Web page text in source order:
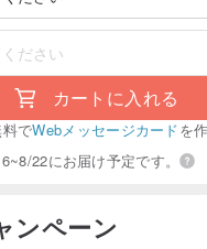
カートに入れる
でWebメッセージカードを
22にお届け予定です。
ンペーン